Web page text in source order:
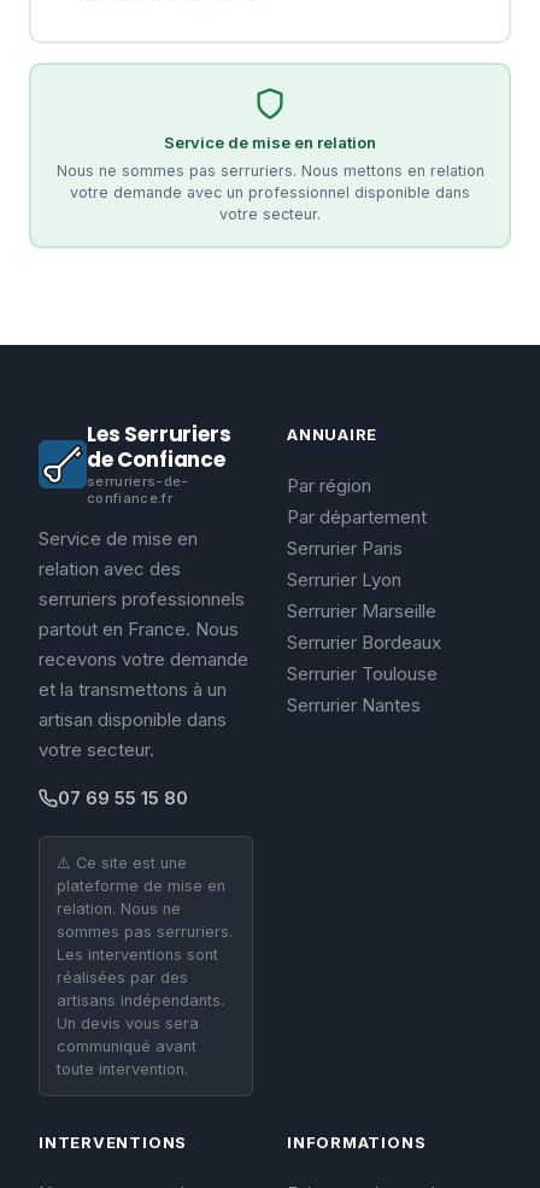
Service de mise en relation
Nous ne sommes pas serruriers. Nous mettons en relation
votre demande avec un professionnel disponible dans
votre secteur.
Les Serruriers
de Confiance
serruriers-de-
confiance.fr
Service de mise en
relation avec des
serruriers professionnels
partout en France. Nous
recevons votre demande
et la transmettons à un
artisan disponible dans
votre secteur.
07 69 55 15 80
⚠️ Ce site est une
plateforme de mise en
relation. Nous ne
sommes pas serruriers.
Les interventions sont
réalisées par des
artisans indépendants.
Un devis vous sera
communiqué avant
toute intervention.
ANNUAIRE
Par région
Par département
Serrurier Paris
Serrurier Lyon
Serrurier Marseille
Serrurier Bordeaux
Serrurier Toulouse
Serrurier Nantes
INTERVENTIONS INFORMATIONS